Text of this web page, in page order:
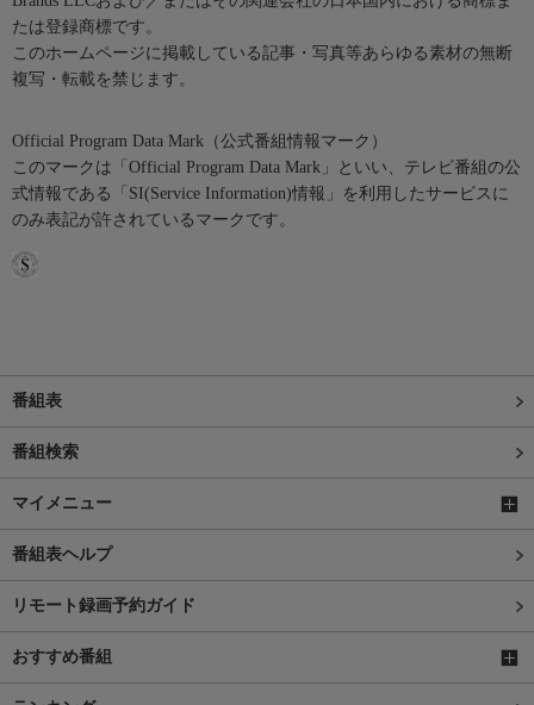
たは登録商標です。
このホームページに掲載している記事・写真等あらゆる素材の無断
複写・転載を禁じます。
Official Program Data Mark（公式番組情報マーク）
このマークは「Official Program Data Mark」といい、テレビ番組の公
式情報である「SI(Service Information)情報」を利用したサービスに
のみ表記が許されているマークです。
番組表
番組検索
マイメニュー
番組表ヘルプ
リモート録画予約ガイド
おすすめ番組